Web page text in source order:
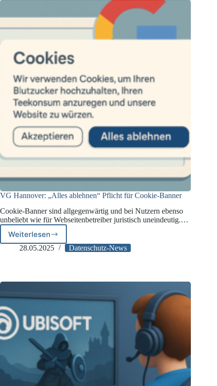
VG Hannover: „Alles ablehnen“ Pflicht für Cookie-Banner
Cookie-Banner sind allgegenwärtig und bei Nutzern ebenso
unbeliebt wie für Webseitenbetreiber juristisch uneindeutig.…
Weiterlesen
VG
Hannover:
für
Banner
28.05.2025 Datenschutz-News